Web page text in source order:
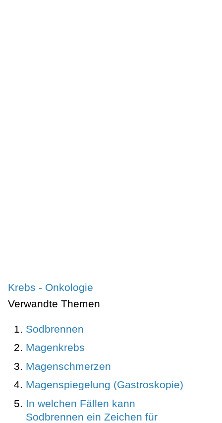
Krebs - Onkologie
Verwandte Themen
Sodbrennen
Magenkrebs
Magenschmerzen
Magenspiegelung (Gastroskopie)
In welchen Fällen kann
Sodbrennen ein Zeichen für